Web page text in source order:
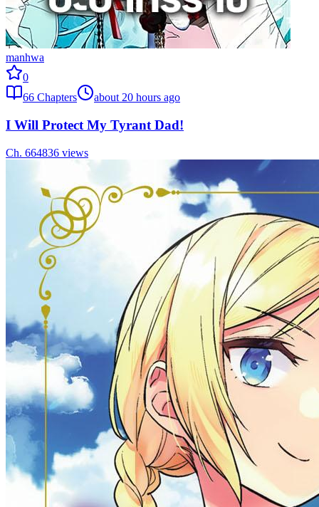
manhwa
0
66 Chapters about 20 hours ago
I Will Protect My Tyrant Dad!
Ch. 664836 views